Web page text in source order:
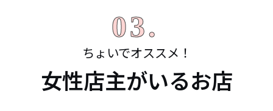
ちょいでオススメ！
女性店主がいるお店